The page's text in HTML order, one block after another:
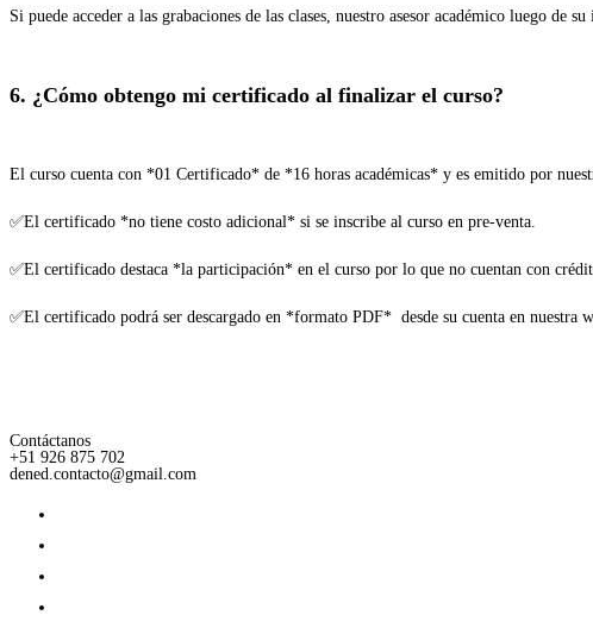
Si puede acceder a las grabaciones de las clases, nuestro asesor académico luego de
6. ¿Cómo obtengo mi certificado al finalizar el curso?
El curso cuenta con *01 Certificado* de *16 horas académicas* y es emitido por
✅El certificado *no tiene costo adicional* si se inscribe al curso en pre-venta.
✅El certificado destaca *la participación* en el curso por lo que no cuentan con
✅El certificado podrá ser descargado en *formato PDF* desde su cuenta en nuestra
Contáctanos
+51 926 875 702
dened.contacto@gmail.com